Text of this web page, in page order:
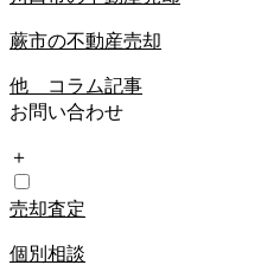
蕨市の不動産売却
他 コラム記事
お問い合わせ
＋
売却査定
個別相談